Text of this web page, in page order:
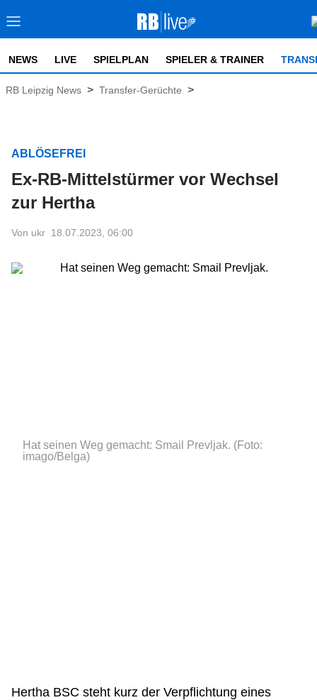
NEWS LIVE SPIELPLAN SPIELER & TRAINER
RB Leipzig News > Transfer-Gerüchte >
ABLÖSEFREI
Ex-RB-Mittelstürmer vor Wechsel
zur Hertha
Von ukr 18.07.2023, 06:00
Hat seinen Weg gemacht: Smail Prevljak. (Foto:
imago/Belga)
Hertha BSC steht kurz der Verpflichtung eines